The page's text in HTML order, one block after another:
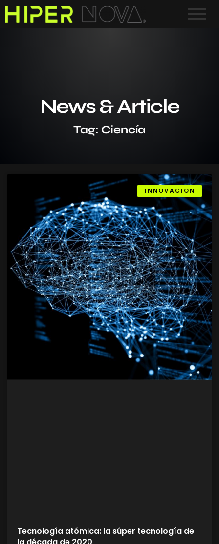
News & Article
Tag: Ciencía
INNOVACION
Tecnología atómica: la súper tecnología de